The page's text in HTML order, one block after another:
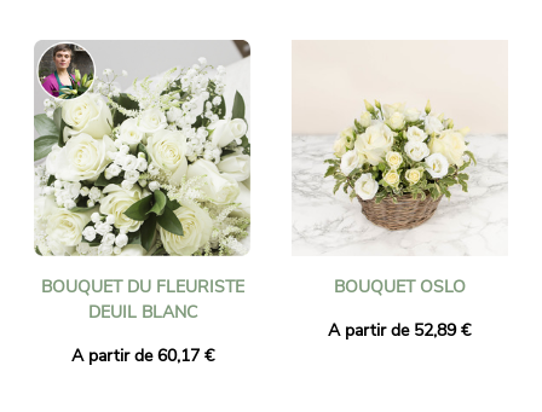
BOUQUET DU FLEURISTE
DEUIL BLANC
A partir de 60,17 €
BOUQUET OSLO
A partir de 52,89 €